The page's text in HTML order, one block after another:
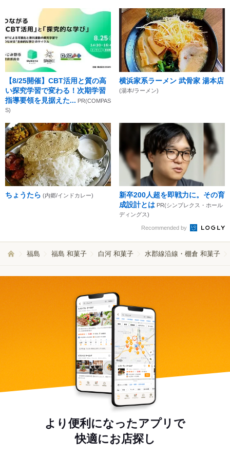
【8/25開催】CBT活用と質の高
い探究学習で変わる！次期学習
指導要領を見据えた... PR(COMPAS
S)
横浜家系ラーメン 武骨家 湯本店
(湯本/ラーメン)
ちょうたら (内郷/インドカレー)
新卒200人超を即戦力に。その育
成設計とは PR(シンプレクス・ホール
ディングス)
Recommended by
福島 福島 和菓子 白河 和菓子 水郡線沿線・棚倉 和菓子
より便利になったアプリで
快適にお店探し